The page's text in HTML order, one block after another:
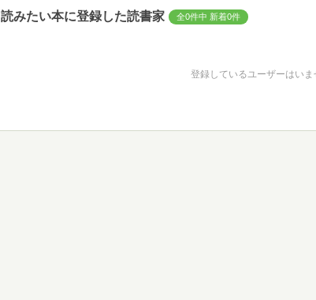
読みたい本に登録した読書家 全0件中 新着0件
登録しているユーザーはいま